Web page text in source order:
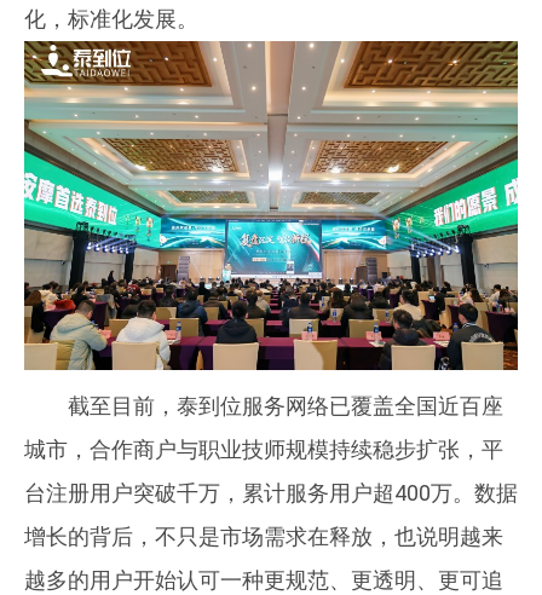
化，标准化发展。
截至目前，泰到位服务网络已覆盖全国近百座
城市，合作商户与职业技师规模持续稳步扩张，平
台注册用户突破千万，累计服务用户超400万。数据
增长的背后，不只是市场需求在释放，也说明越来
越多的用户开始认可一种更规范、更透明、更可追